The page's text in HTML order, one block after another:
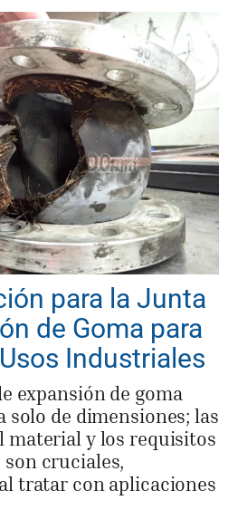
para la Junta
de Goma para
Industriales
expansión de goma
solo de dimensiones; las
material y los requisitos
cruciales,
tratar con aplicaciones